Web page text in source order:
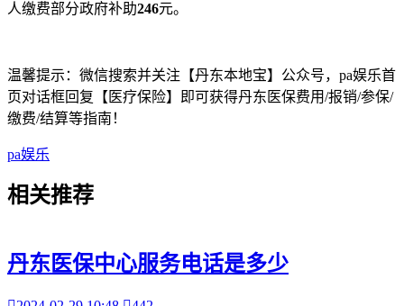
人缴费部分政府补助246元。
温馨提示：微信搜索并关注【丹东本地宝】公众号，pa娱乐首
页对话框回复【医疗保险】即可获得丹东医保费用/报销/参保/
缴费/结算等指南！
pa娱乐
相关推荐
丹东医保中心服务电话是多少